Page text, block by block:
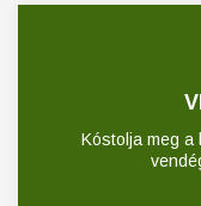
Kóstolja meg a